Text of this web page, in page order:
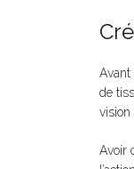
Avant
de
vision
Avoir